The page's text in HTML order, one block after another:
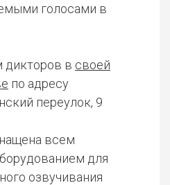
голосами в
в своей
по адресу
переулок, 9
всем
для
озвучивания